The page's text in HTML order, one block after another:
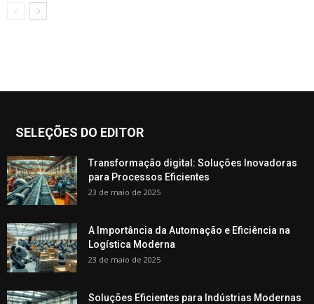
SELEÇÕES DO EDITOR
Transformação digital: Soluções Inovadoras
para Processos Eficientes
23 de maio de 2025
A Importância da Automação e Eficiência na
Logística Moderna
23 de maio de 2025
Soluções Eficientes para Indústrias Modernas